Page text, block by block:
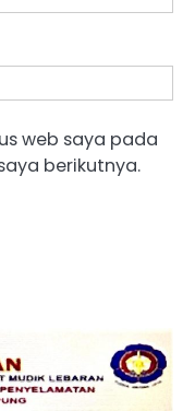
web saya pada
berikutnya.